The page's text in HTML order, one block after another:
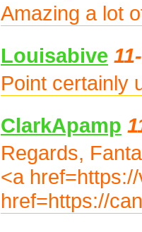
Amazing a lot
Louisabive
Point certainly
ClarkApamp
Regards,
<a
href=https://